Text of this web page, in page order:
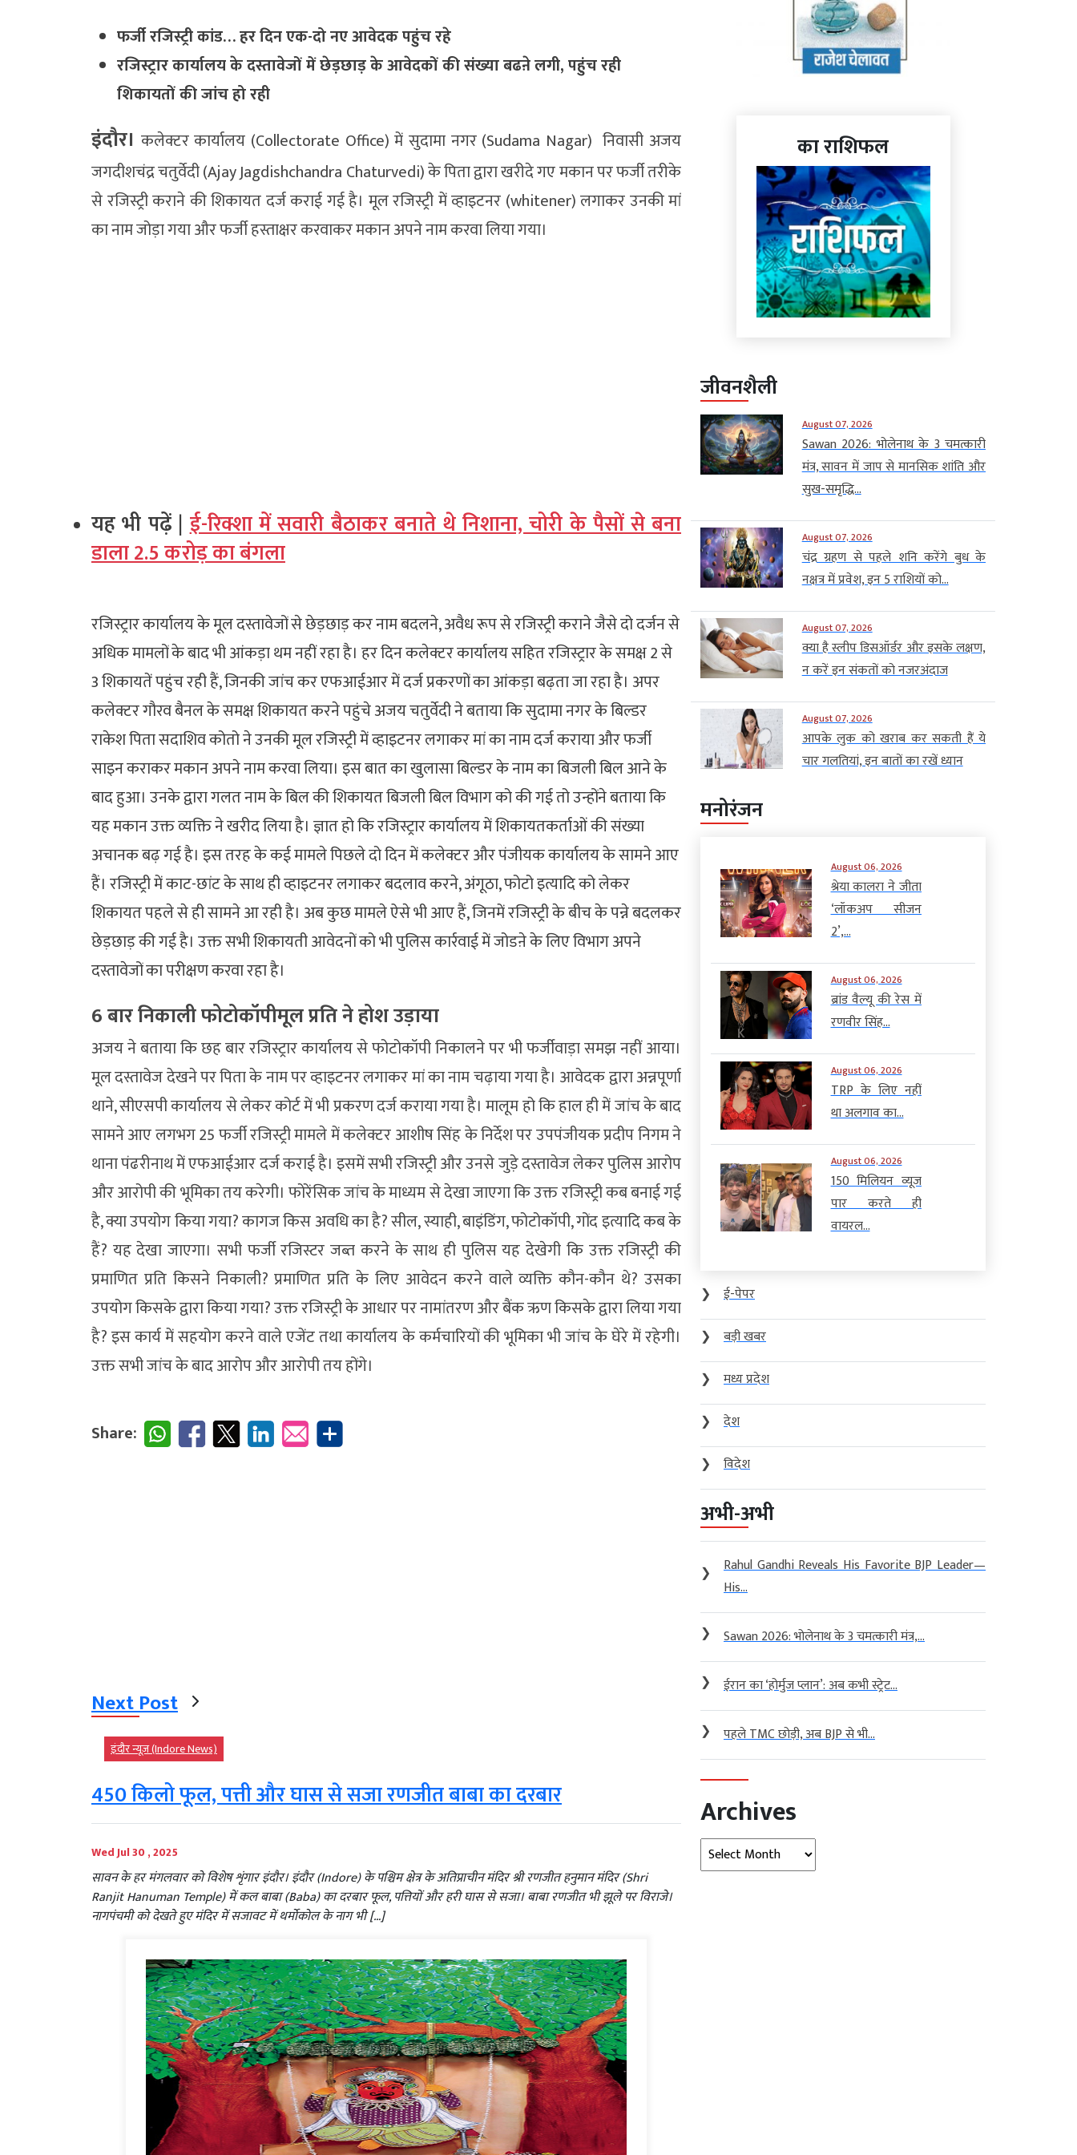
फर्जी रजिस्ट्री कांड… हर दिन एक-दो नए आवेदक पहुंच रहे
रजिस्ट्रार कार्यालय के दस्तावेजों में छेड़छाड़ के आवेदकों की संख्या बढऩे लगी, पहुंच रही
शिकायतों की जांच हो रही
इंदौर। कलेक्टर कार्यालय (Collectorate Office) में सुदामा नगर (Sudama Nagar) निवासी अजय
जगदीशचंद्र चतुर्वेदी (Ajay Jagdishchandra Chaturvedi) के पिता द्वारा खरीदे गए मकान पर फर्जी तरीके
से रजिस्ट्री कराने की शिकायत दर्ज कराई गई है। मूल रजिस्ट्री में व्हाइटनर (whitener) लगाकर उनकी मां
का नाम जोड़ा गया और फर्जी हस्ताक्षर करवाकर मकान अपने नाम करवा लिया गया।
यह भी पढ़ें |ई-रिक्शा में सवारी बैठाकर बनाते थे निशाना, चोरी के पैसों से बना
डाला 2.5 करोड़ का बंगला
रजिस्ट्रार कार्यालय के मूल दस्तावेजों से छेड़छाड़ कर नाम बदलने, अवैध रूप से रजिस्ट्री कराने जैसे दो दर्जन से
अधिक मामलों के बाद भी आंकड़ा थम नहीं रहा है। हर दिन कलेक्टर कार्यालय सहित रजिस्ट्रार के समक्ष 2 से
3 शिकायतें पहुंच रही हैं, जिनकी जांच कर एफआईआर में दर्ज प्रकरणों का आंकड़ा बढ़ता जा रहा है। अपर
कलेक्टर गौरव बैनल के समक्ष शिकायत करने पहुंचे अजय चतुर्वेदी ने बताया कि सुदामा नगर के बिल्डर
राकेश पिता सदाशिव कोतो ने उनकी मूल रजिस्ट्री में व्हाइटनर लगाकर मां का नाम दर्ज कराया और फर्जी
साइन कराकर मकान अपने नाम करवा लिया। इस बात का खुलासा बिल्डर के नाम का बिजली बिल आने के
बाद हुआ। उनके द्वारा गलत नाम के बिल की शिकायत बिजली बिल विभाग को की गई तो उन्होंने बताया कि
यह मकान उक्त व्यक्ति ने खरीद लिया है। ज्ञात हो कि रजिस्ट्रार कार्यालय में शिकायतकर्ताओं की संख्या
अचानक बढ़ गई है। इस तरह के कई मामले पिछले दो दिन में कलेक्टर और पंजीयक कार्यालय के सामने आए
हैं। रजिस्ट्री में काट-छांट के साथ ही व्हाइटनर लगाकर बदलाव करने, अंगूठा, फोटो इत्यादि को लेकर
शिकायत पहले से ही सामने आ रही है। अब कुछ मामले ऐसे भी आए हैं, जिनमें रजिस्ट्री के बीच के पन्ने बदलकर
छेड़छाड़ की गई है। उक्त सभी शिकायती आवेदनों को भी पुलिस कार्रवाई में जोडऩे के लिए विभाग अपने
दस्तावेजों का परीक्षण करवा रहा है।
6 बार निकाली फोटोकॉपीमूल प्रति ने होश उड़ाया
अजय ने बताया कि छह बार रजिस्ट्रार कार्यालय से फोटोकॉपी निकालने पर भी फर्जीवाड़ा समझ नहीं आया।
मूल दस्तावेज देखने पर पिता के नाम पर व्हाइटनर लगाकर मां का नाम चढ़ाया गया है। आवेदक द्वारा अन्नपूर्णा
थाने, सीएसपी कार्यालय से लेकर कोर्ट में भी प्रकरण दर्ज कराया गया है। मालूम हो कि हाल ही में जांच के बाद
सामने आए लगभग 25 फर्जी रजिस्ट्री मामले में कलेक्टर आशीष सिंह के निर्देश पर उपपंजीयक प्रदीप निगम ने
थाना पंढरीनाथ में एफआईआर दर्ज कराई है। इसमें सभी रजिस्ट्री और उनसे जुड़े दस्तावेज लेकर पुलिस आरोप
और आरोपी की भूमिका तय करेगी। फोरेंसिक जांच के माध्यम से देखा जाएगा कि उक्त रजिस्ट्री कब बनाई गई
है, क्या उपयोग किया गया? कागज किस अवधि का है? सील, स्याही, बाइंडिंग, फोटोकॉपी, गोंद इत्यादि कब के
हैं? यह देखा जाएगा। सभी फर्जी रजिस्टर जब्त करने के साथ ही पुलिस यह देखेगी कि उक्त रजिस्ट्री की
प्रमाणित प्रति किसने निकाली? प्रमाणित प्रति के लिए आवेदन करने वाले व्यक्ति कौन-कौन थे? उसका
उपयोग किसके द्वारा किया गया? उक्त रजिस्ट्री के आधार पर नामांतरण और बैंक ऋण किसके द्वारा लिया गया
है? इस कार्य में सहयोग करने वाले एजेंट तथा कार्यालय के कर्मचारियों की भूमिका भी जांच के घेरे में रहेगी।
उक्त सभी जांच के बाद आरोप और आरोपी तय होंगे।
Share:
Next Post
इंदौर न्यूज़ (Indore News)
450 किलो फूल, पत्ती और घास से सजा रणजीत बाबा का दरबार
Wed Jul 30 , 2025
सावन के हर मंगलवार को विशेष शृंगार इंदौर। इंदौर (Indore) के पश्चिम क्षेत्र के अतिप्राचीन मंदिर श्री रणजीत हनुमान मंदिर (Shri
Ranjit Hanuman Temple) में कल बाबा (Baba) का दरबार फूल, पत्तियों और हरी घास से सजा। बाबा रणजीत भी झूले पर विराजे।
नागपंचमी को देखते हुए मंदिर में सजावट में थर्मोकोल के नाग भी […]
का राशिफल
जीवनशैली
August 07, 2026
Sawan 2026: भोलेनाथ के 3 चमत्कारी
मंत्र, सावन में जाप से मानसिक शांति और
सुख-समृद्धि...
August 07, 2026
चंद्र ग्रहण से पहले शनि करेंगे बुध के
नक्षत्र में प्रवेश, इन 5 राशियों को...
August 07, 2026
क्या है स्लीप डिसऑर्डर और इसके लक्षण,
न करें इन संकतों को नजरअंदाज
August 07, 2026
आपके लुक को खराब कर सकती हैं ये
चार गलतियां, इन बातों का रखें ध्यान
मनोरंजन
August 06, 2026
श्रेया कालरा ने जीता
‘लॉकअप सीजन
2’,...
August 06, 2026
ब्रांड वैल्यू की रेस में
रणवीर सिंह...
August 06, 2026
TRP के लिए नहीं
था अलगाव का...
August 06, 2026
150 मिलियन व्यूज
पार करते ही
वायरल...
❯
ई-पेपर
❯
बड़ी खबर
❯
मध्य प्रदेश
❯
देश
❯
विदेश
अभी-अभी
❯
Rahul Gandhi Reveals His Favorite BJP Leader—
His...
❯ Sawan 2026: भोलेनाथ के 3 चमत्कारी मंत्र,...
❯ ईरान का ‘होर्मुज प्लान’: अब कभी स्ट्रेट...
❯ पहले TMC छोड़ी, अब BJP से भी...
Archives
Archives